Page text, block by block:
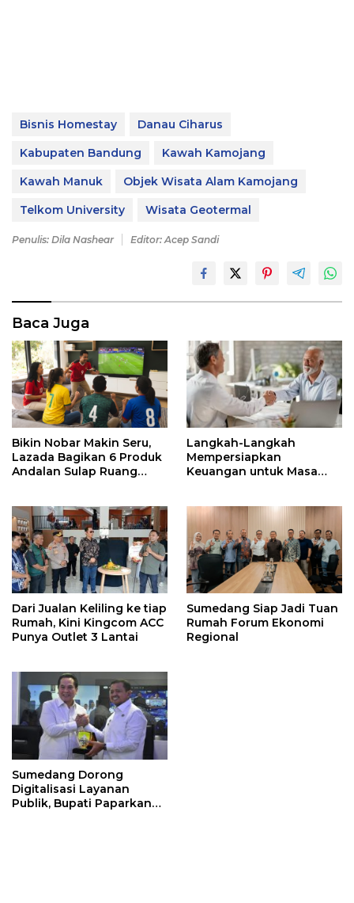
Bisnis Homestay
Danau Ciharus
Kabupaten Bandung
Kawah Kamojang
Kawah Manuk
Objek Wisata Alam Kamojang
Telkom University
Wisata Geotermal
Penulis: Dila Nashear Editor: Acep Sandi
Baca Juga
Bikin Nobar Makin Seru,
Lazada Bagikan 6 Produk
Andalan Sulap Ruang
Langkah-Langkah
Mempersiapkan
Keuangan untuk Masa
Dari Jualan Keliling ke tiap
Rumah, Kini Kingcom ACC
Punya Outlet 3 Lantai
Sumedang Siap Jadi Tuan
Rumah Forum Ekonomi
Regional
Sumedang Dorong
Digitalisasi Layanan
Publik, Bupati Paparkan